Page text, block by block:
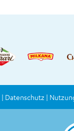
Datenschutz